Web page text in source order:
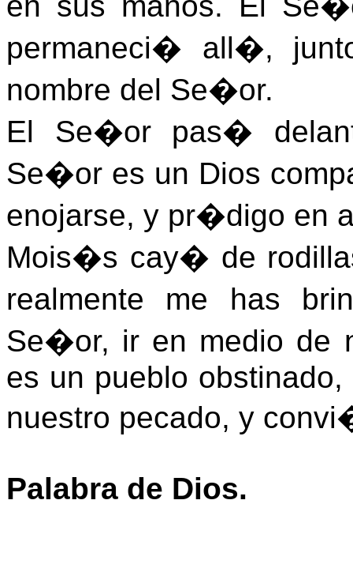
permaneci� all�,
nombre del Se�or.
El Se�or pas�
Se�or es un Dios
enojarse, y pr�digo en
Mois�s cay� de
realmente me has
Se�or, ir en medio de
es un pueblo
nuestro pecado, y
Palabra de Dios.